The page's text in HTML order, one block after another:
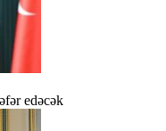
edəcək